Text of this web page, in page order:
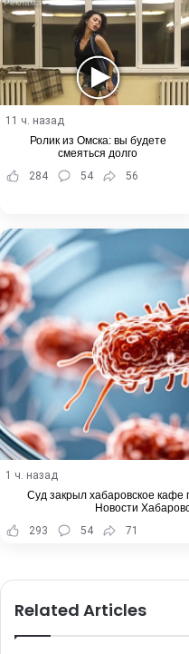
11 ч. назад
Ролик из Омска: вы будете
смеяться долго
284
54 56
1 ч. назад
Суд закрыл хабаровское
Новости
293
54 71
Related Articles